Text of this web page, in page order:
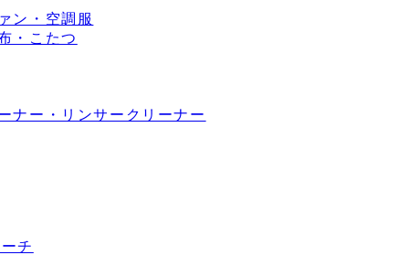
ン・空調服
・こたつ
ナー・リンサークリーナー
チ